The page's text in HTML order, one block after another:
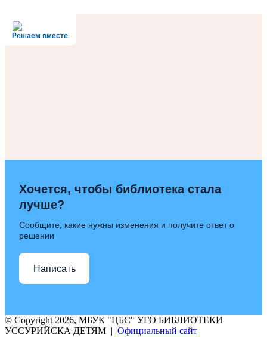
Решаем вместе
Хочется, чтобы библиотека стала
лучше?
Сообщите, какие нужны изменения и получите ответ о
решении
Написать
© Copyright 2026, МБУК "ЦБС" УГО БИБЛИОТЕКИ
УССУРИЙСКА ДЕТЯМ | Официальный сайт